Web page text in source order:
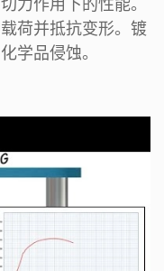
荷并抵抗变形。镀
学品侵蚀。